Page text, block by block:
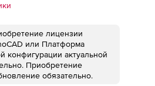
лицензии
или Платформа
конфигурации актуальной
Приобретение
обязательно.